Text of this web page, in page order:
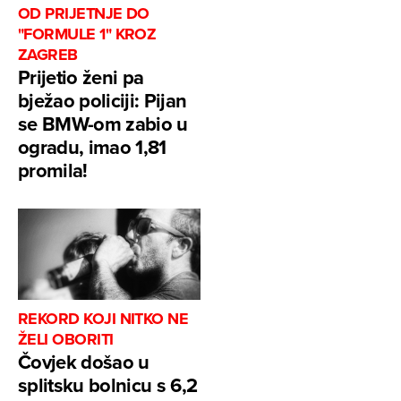
OD PRIJETNJE DO
"FORMULE 1" KROZ
ZAGREB
Prijetio ženi pa
bježao policiji: Pijan
se BMW-om zabio u
ogradu, imao 1,81
promila!
REKORD KOJI NITKO NE
ŽELI OBORITI
Čovjek došao u
splitsku bolnicu s 6,2